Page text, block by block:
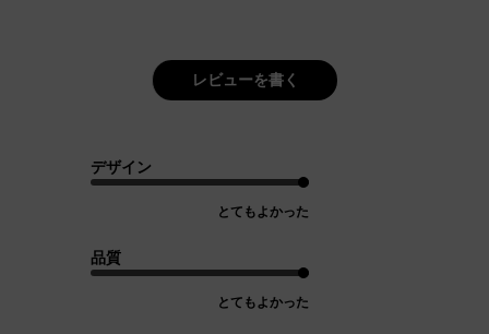
レビューを書く
デザイン
とてもよかった
品質
とてもよかった